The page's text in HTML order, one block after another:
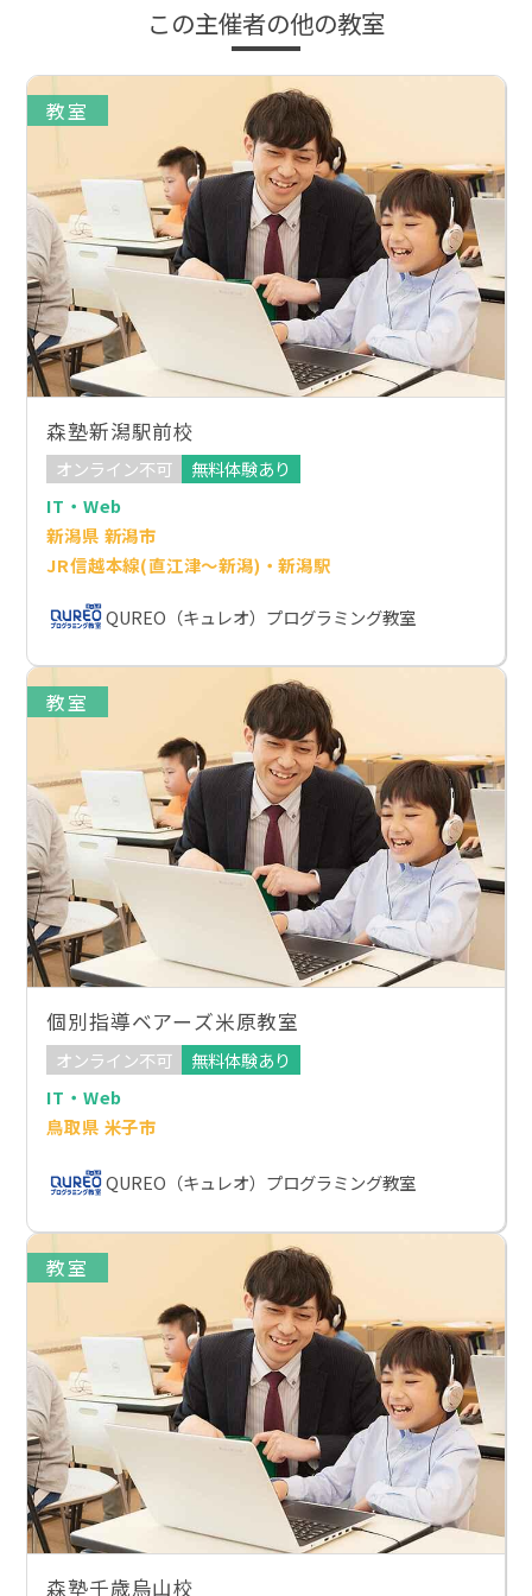
この主催者の他の教室
教室
森塾新潟駅前校
オンライン不可
無料体験あり
IT・Web
新潟県 新潟市
JR信越本線(直江津～新潟)・新潟駅
QUREO（キュレオ）プログラミング教室
教室
個別指導ベアーズ米原教室
オンライン不可
無料体験あり
IT・Web
鳥取県 米子市
QUREO（キュレオ）プログラミング教室
教室
森塾千歳烏山校